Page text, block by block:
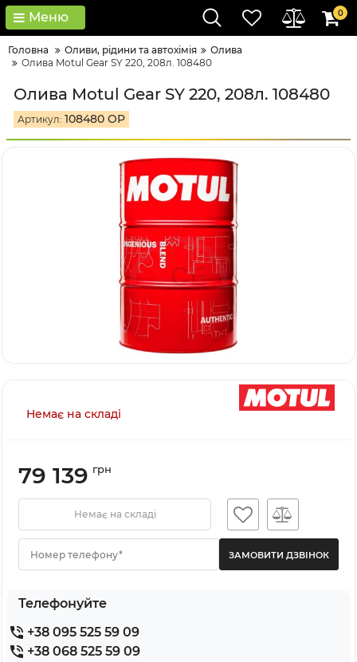
Меню 0
Головна Оливи, рідини та автохімія
Олива
Олива Motul Gear SY 220, 208л. 108480
Олива Motul Gear SY 220, 208л. 108480
Артикул: 108480 OP
Немає на складі
79 139 грн
Немає на складі
Номер телефону*
Телефонуйте
+38 095 525 59 09
+38 068 525 59 09